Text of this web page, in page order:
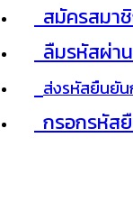
สมัครสมา
ลืมรหัสผ่าน
ส่งรหัสยืนยัน
กรอกรหัส